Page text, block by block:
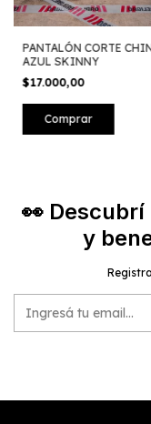
PANTALÓN CORTE
AZUL SKINNY
$17.000,00
Comprar
👀
y